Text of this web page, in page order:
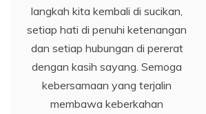
langkah kita kembali di sucikan,
setiap hati di penuhi ketenangan
dan setiap hubungan di pererat
dengan kasih sayang. Semoga
kebersamaan yang terjalin
membawa keberkahan